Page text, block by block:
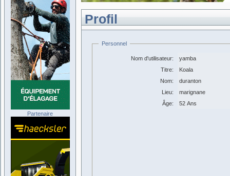
Profil
Personnel
Nom d'utilisateur:
yamba
Titre:
Koala
Nom:
duranton
Lieu:
marignane
Âge:
52 Ans
Partenaire